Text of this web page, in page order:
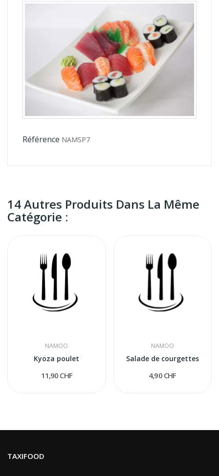
Référence NAMSP7
14 Autres Produits Dans La Même
Catégorie :
NAMOO
Kyoza poulet
11,90 CHF
NAMOO
Salade de courgettes
4,90 CHF
TAXIFOOD